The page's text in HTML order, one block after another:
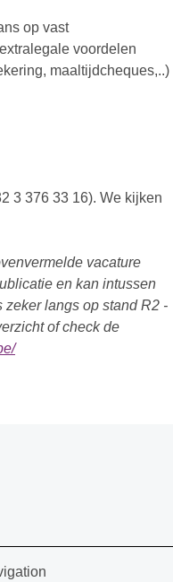
op vast
voordelen
maaltijdcheques,..)
3 376 33 16). We kijken
vacature
en kan intussen
langs op stand R2 -
of check de